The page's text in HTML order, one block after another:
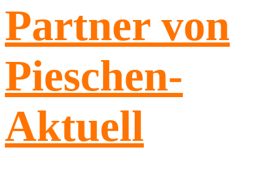
Partner von
Pieschen-
Aktuell